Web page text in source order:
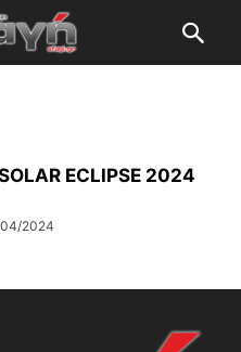
ECLIPSE 2024
2024